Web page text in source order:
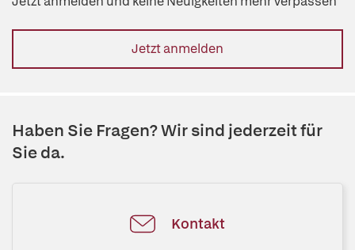
Jetzt anmelden
Haben Sie Fragen? Wir sind jederzeit für
Sie da.
Kontakt